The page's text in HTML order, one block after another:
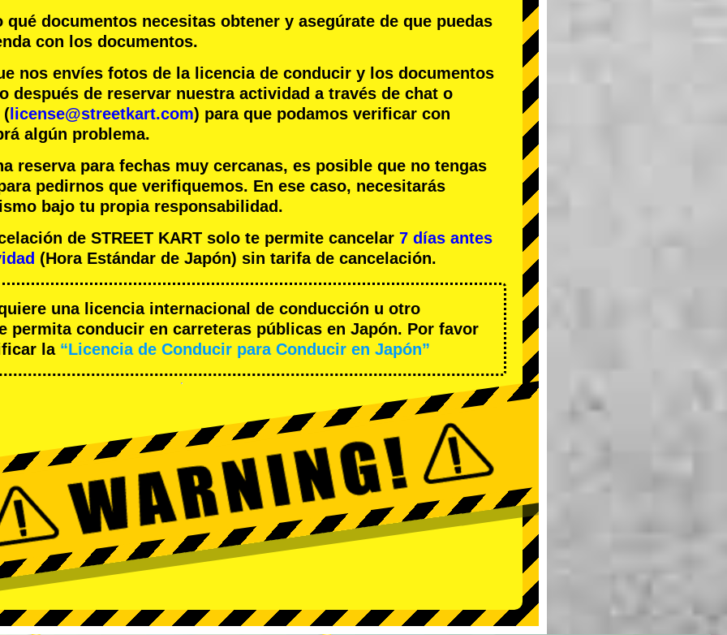
qué documentos necesitas obtener y asegúrate de que puedas
con los documentos.
nos envíes fotos de la licencia de conducir y los documentos
después de reservar nuestra actividad a través de chat o
( license@streetkart.com) para que podamos verificar con
algún problema.
reserva para fechas muy cercanas, es posible que no tengas
pedirnos que verifiquemos. En ese caso, necesitarás
bajo tu propia responsabilidad.
de STREET KART solo te permite cancelar 7 días antes
(Hora Estándar de Japón) sin tarifa de cancelación.
una licencia internacional de conducción u otro
permita conducir en carreteras públicas en Japón. Por favor
la “Licencia de Conducir para Conducir en Japón”